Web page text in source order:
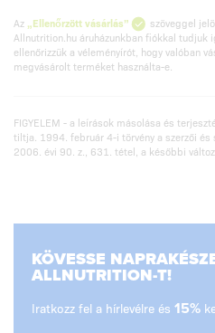
Az „Ellenőrzött vásárlás”
szöveggel
Allnutrition.hu áruházunkban fiókkal tudjuk
ellenőrizzük a véleményírót, hogy valóban
megvásárolt terméket használta-e.
FIGYELEM - a leírások másolása és
tiltja. 1994. február 4-i törvény a szerzői és
2006. évi 90. z., 631. tétel, a későbbi
KÖVESSE
ALLNUTRITION-T!
Iratkozz fel a hírlevélre és 15%